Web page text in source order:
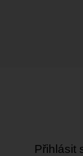
Přihlásit